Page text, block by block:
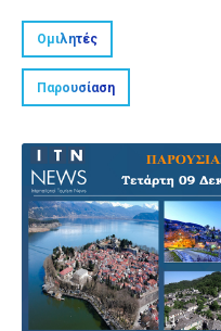
Ομιλητές
Παρουσίαση